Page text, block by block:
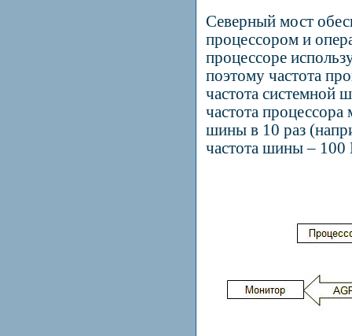
Северный мост
процессором и
процессоре
поэтому частота
частота системной
частота
шины в 10 раз
частота шины –